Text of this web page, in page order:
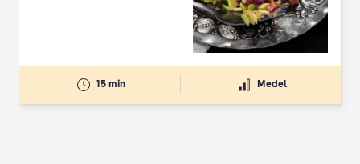
15 min Medel